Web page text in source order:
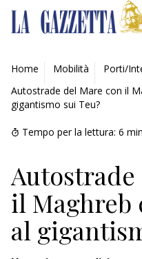
AMBIENTE
MOBILITÀ
INDUSTRIA
ECONOMIA
TURISMO
Home Mobilità
Porti/
Autostrade del Mare con il
gigantismo sui Teu?
Tempo per la lettura: 6
il
al